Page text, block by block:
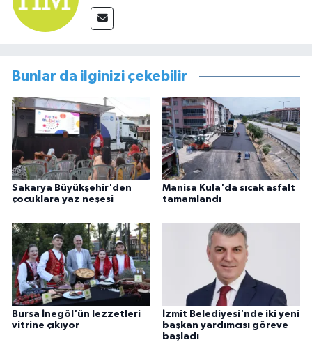
Bunlar da ilginizi çekebilir
Sakarya Büyükşehir'den
çocuklara yaz neşesi
Manisa Kula'da sıcak asfalt
tamamlandı
Bursa İnegöl'ün lezzetleri
vitrine çıkıyor
İzmit Belediyesi'nde iki yeni
başkan yardımcısı göreve
başladı